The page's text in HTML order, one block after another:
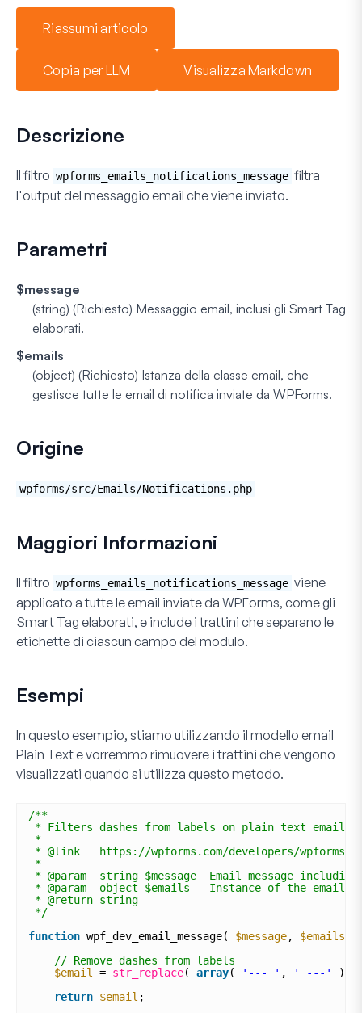
Riassumi articolo
Copia per LLM Visualizza Markdown
Descrizione
Il filtro wpforms_emails_notifications_message filtra
l'output del messaggio email che viene inviato.
Parametri
$message
(string) (Richiesto) Messaggio email, inclusi gli Smart Tag
elaborati.
$emails
(object) (Richiesto) Istanza della classe email, che
gestisce tutte le email di notifica inviate da WPForms.
Origine
wpforms/src/Emails/Notifications.php
Maggiori Informazioni
Il filtro wpforms_emails_notifications_message viene
applicato a tutte le email inviate da WPForms, come gli
Smart Tag elaborati, e include i trattini che separano le
etichette di ciascun campo del modulo.
Esempi
In questo esempio, stiamo utilizzando il modello email
Plain Texte vorremmo rimuovere i trattini che vengono
visualizzati quando si utilizza questo metodo.
/**
* Filters dashes from labels on plain text email.
*
* @link   https://wpforms.com/developers/
*
* @param  string $message  Email message
* @param  object $emails   Instance of the email
* @return string
*/
function wpf_dev_email_message( $message, $emails
// Remove dashes from labels
$email
= str_replace( array( '--- ' , ' ---' ),
return $email ;